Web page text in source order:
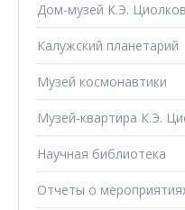
Дом-музей К.Э.
Калужский планетарий
Музей космонавтики
Музей-квартира К.Э.
Научная библиотека
Отчеты о